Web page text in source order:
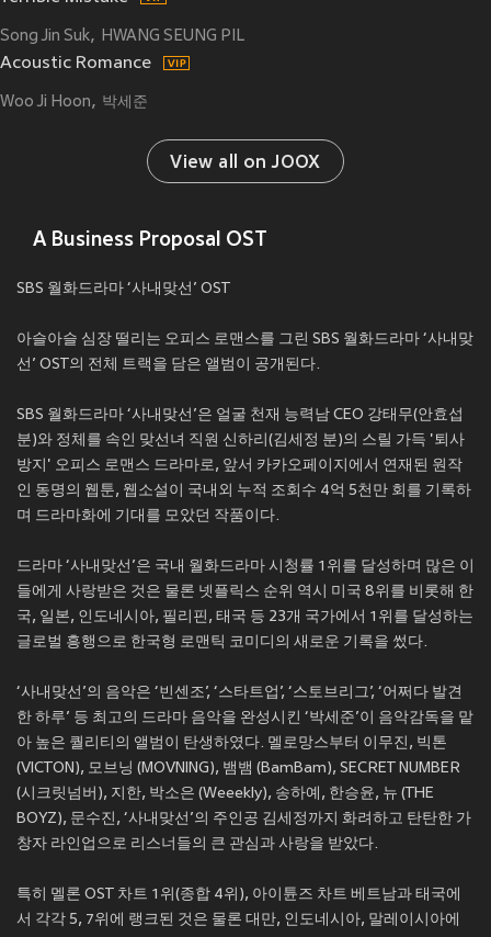
Song Jin Suk HWANG SEUNG PIL
Acoustic Romance
Woo Ji Hoon 박세준
View all on JOOX
A Business Proposal OST
SBS 월화드라마 ‘사내맞선’ OST
아슬아슬 심장 떨리는 오피스 로맨스를 그린 SBS 월화드라마 ‘사내맞
선’ OST의 전체 트랙을 담은 앨범이 공개된다.
SBS 월화드라마 ‘사내맞선’은 얼굴 천재 능력남 CEO 강태무(안효섭
분)와 정체를 속인 맞선녀 직원 신하리(김세정 분)의 스릴 가득 '퇴사
방지' 오피스 로맨스 드라마로, 앞서 카카오페이지에서 연재된 원작
인 동명의 웹툰, 웹소설이 국내외 누적 조회수 4억 5천만 회를 기록하
며 드라마화에 기대를 모았던 작품이다.
드라마 ‘사내맞선’은 국내 월화드라마 시청률 1위를 달성하며 많은 이
들에게 사랑받은 것은 물론 넷플릭스 순위 역시 미국 8위를 비롯해 한
국, 일본, 인도네시아, 필리핀, 태국 등 23개 국가에서 1위를 달성하는
글로벌 흥행으로 한국형 로맨틱 코미디의 새로운 기록을 썼다.
‘사내맞선’의 음악은 ‘빈센조’, ‘스타트업’, ‘스토브리그’, ‘어쩌다 발견
한 하루’ 등 최고의 드라마 음악을 완성시킨 ‘박세준’이 음악감독을 맡
아 높은 퀄리티의 앨범이 탄생하였다. 멜로망스부터 이무진, 빅톤
(VICTON), 모브닝 (MOVNING), 뱀뱀 (BamBam), SECRET NUMBER
(시크릿넘버), 지한, 박소은 (Weeekly), 송하예, 한승윤, 뉴 (THE
BOYZ), 문수진, ‘사내맞선’의 주인공 김세정까지 화려하고 탄탄한 가
창자 라인업으로 리스너들의 큰 관심과 사랑을 받았다.
특히 멜론 OST 차트 1위(종합 4위), 아이튠즈 차트 베트남과 태국에
서 각각 5, 7위에 랭크된 것은 물론 대만, 인도네시아, 말레이시아에